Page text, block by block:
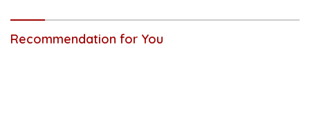
Recommendation for You